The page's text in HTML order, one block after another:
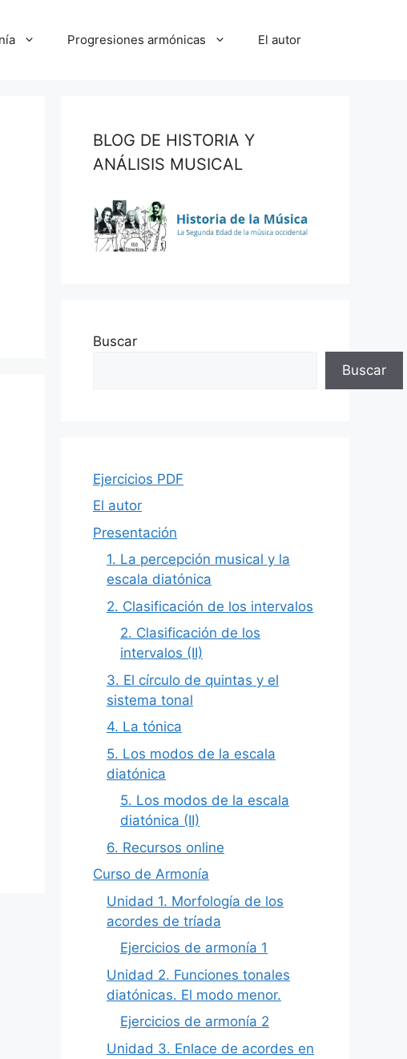
Progresiones armónicas El autor
BLOG DE HISTORIA Y
ANÁLISIS MUSICAL
Buscar
Buscar
Ejercicios PDF
El autor
Presentación
1. La percepción musical y la
escala diatónica
2. Clasificación de los intervalos
2. Clasificación de los
intervalos (II)
3. El círculo de quintas y el
sistema tonal
4. La tónica
5. Los modos de la escala
diatónica
5. Los modos de la escala
diatónica (II)
6. Recursos online
Curso de Armonía
Unidad 1. Morfología de los
acordes de tríada
Ejercicios de armonía 1
Unidad 2. Funciones tonales
diatónicas. El modo menor.
Ejercicios de armonía 2
Unidad 3. Enlace de acordes en